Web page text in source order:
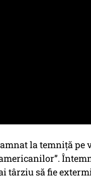
la temniță pe
târziu să fie